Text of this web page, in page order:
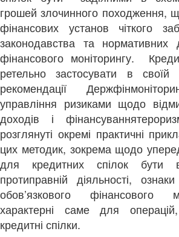
грошей злочинного походження,
фінансових установ чіткого
законодавства та нормативних
фінансового моніторингу.
ретельно застосувати в своїй
рекомендації
управління ризиками щодо
доходів і фінансування
розглянуті окремі практичні
цих методик, зокрема щодо
для кредитних спілок бути
протиправній діяльності,
обов’язкового фінансового
характерні саме для
кредитні спілки.